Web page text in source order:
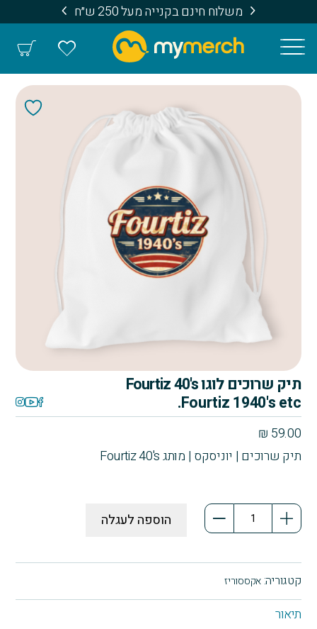
משלוח חינם בקנייה מעל 250 ש״ח
תיק שרוכים לוגו Fourtiz 40's
Fourtiz 1940's etc.
₪ 59.00
תיק שרוכים | יוניסקס | מותג Fourtiz 40's
כמות
שרוכים
לוגו
Fourtiz
הוספה לעגלה
תיאור
קטגוריה: אקססוריז